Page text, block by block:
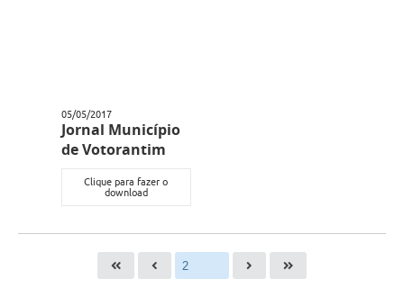
05/05/2017
Jornal Município
de Votorantim
Clique para fazer o
download